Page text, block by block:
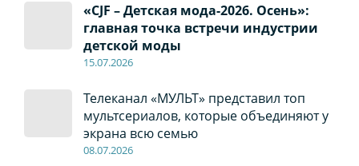
«CJF – Детская мода-2026. Осень»:
главная точка встречи индустрии
детской моды
15.07.2026
Телеканал «МУЛЬТ» представил топ
мультсериалов, которые объединяют у
экрана всю семью
08.07.2026